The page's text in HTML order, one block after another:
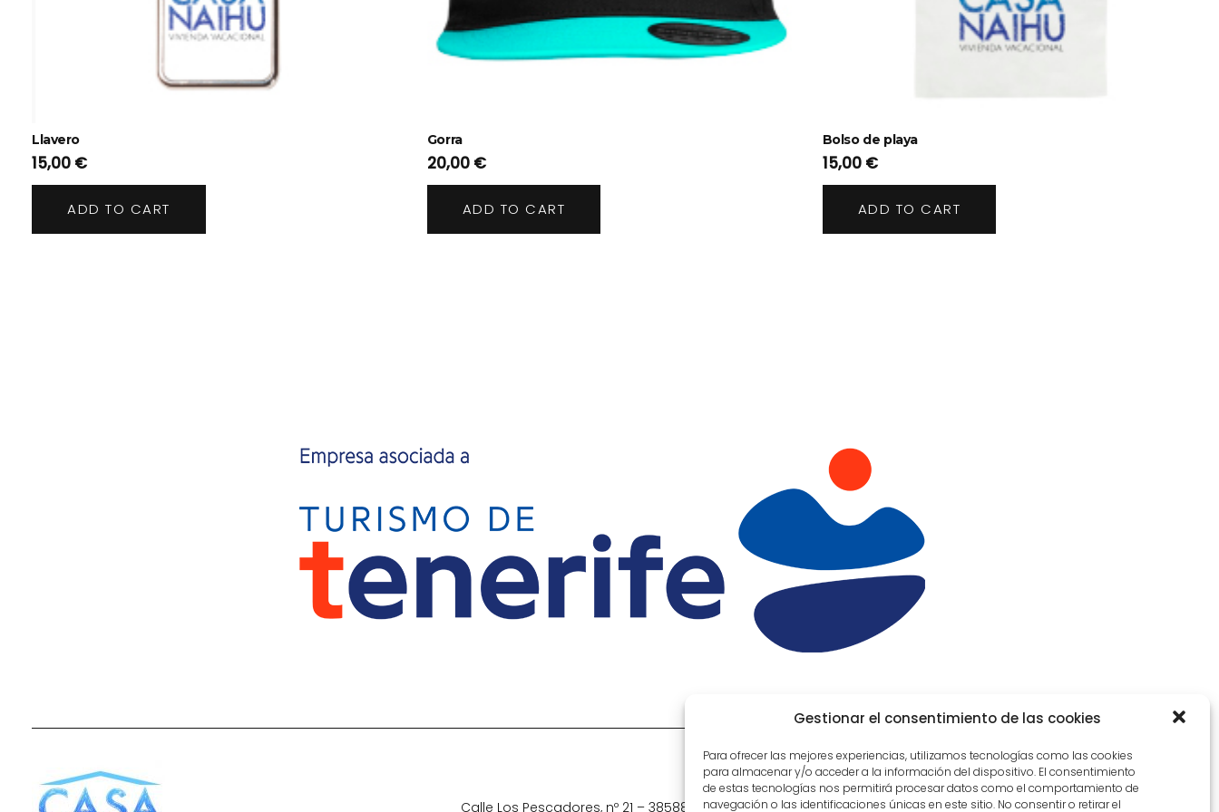
Gestionar el consentimiento de las cookies
Para ofrecer las mejores experiencias, utilizamos tecnologías como las cookies
para almacenar y/o acceder a la información del dispositivo. El consentimiento
de estas tecnologías nos permitirá procesar datos como el comportamiento de
navegación o las identificaciones únicas en este sitio. No consentir o retirar el
Llavero
15,00 €
ADD TO CART
Gorra
20,00 €
ADD TO CART
Bolso de playa
15,00 €
ADD TO CART
Calle Los Pescadores, nº 21 – 38588 La Listada
Aviso Legal